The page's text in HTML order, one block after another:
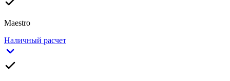
Maestro
Наличный расчет